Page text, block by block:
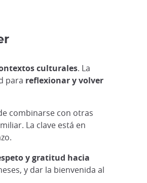
culturales. La
para reflexionar y volver
combinarse con otras
La clave está en
y gratitud hacia
y dar la bienvenida al